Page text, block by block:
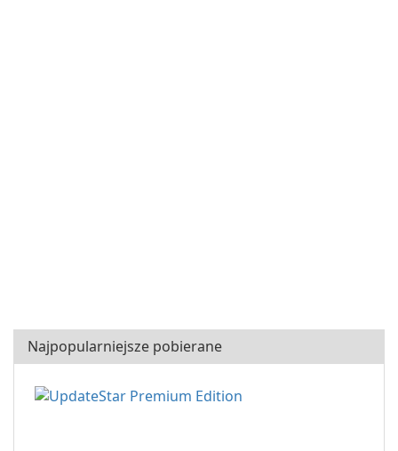
Najpopularniejsze pobierane